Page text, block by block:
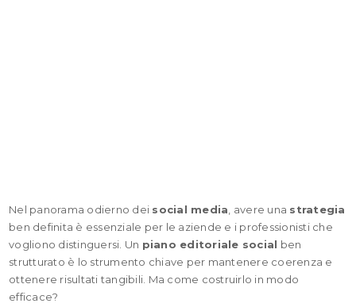
Nel panorama odierno dei social media , avere una strategia
ben definita è essenziale per le aziende e i professionisti che
vogliono distinguersi. Un piano editoriale social ben
strutturato è lo strumento chiave per mantenere coerenza e
ottenere risultati tangibili. Ma come costruirlo in modo
efficace?